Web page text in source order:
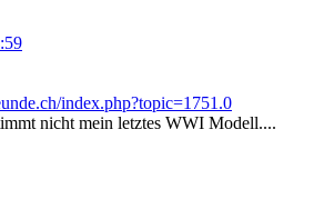
index.php?topic=1751.0
nicht mein letztes WWI Modell....